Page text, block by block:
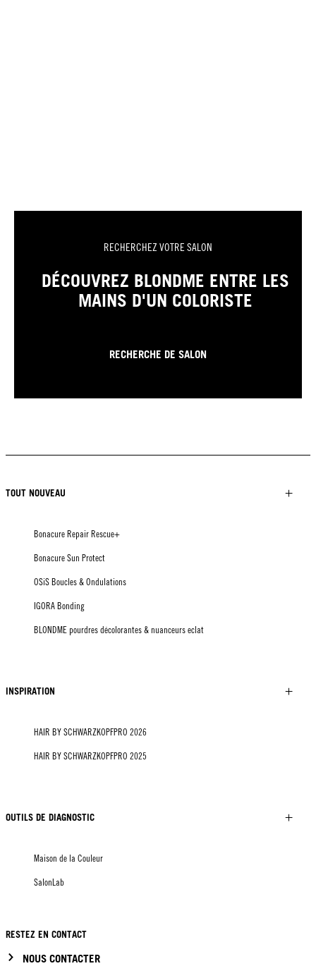
RECHERCHEZ VOTRE SALON
DÉCOUVREZ BLONDME ENTRE LES
MAINS D'UN COLORISTE
RECHERCHE DE SALON
TOUT NOUVEAU
Bonacure Repair Rescue+
Bonacure Sun Protect
OSiS Boucles & Ondulations
IGORA Bonding
BLONDME pourdres décolorantes & nuanceurs eclat
INSPIRATION
HAIR BY SCHWARZKOPFPRO 2026
HAIR BY SCHWARZKOPFPRO 2025
OUTILS DE DIAGNOSTIC
Maison de la Couleur
SalonLab
RESTEZ EN CONTACT
NOUS CONTACTER